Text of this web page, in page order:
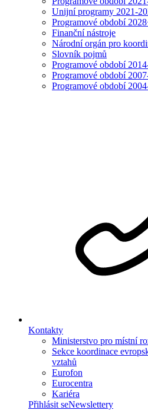
Unijní programy 2021-
Programové období
Finanční nástroje
Národní orgán pro
Slovník pojmů
Programové období
Programové období
Programové období
Kontakty
Ministerstvo pro místní
Sekce koordinace
vztahů
Eurofon
Eurocentra
Kariéra
Přihlásit seNewslettery